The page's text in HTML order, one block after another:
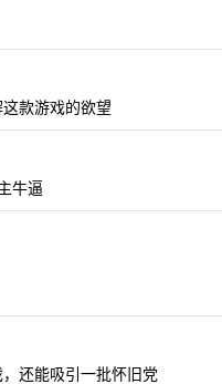
款游戏的欲望
牛逼
还能吸引一批怀旧党